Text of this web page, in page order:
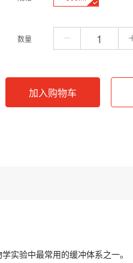
数量
加入购物车
实验中最常用的缓冲体系之一。